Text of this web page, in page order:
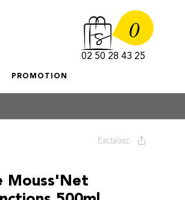
0
02 50 28 43 25
PROMOTION
Partager
Mouss'Net